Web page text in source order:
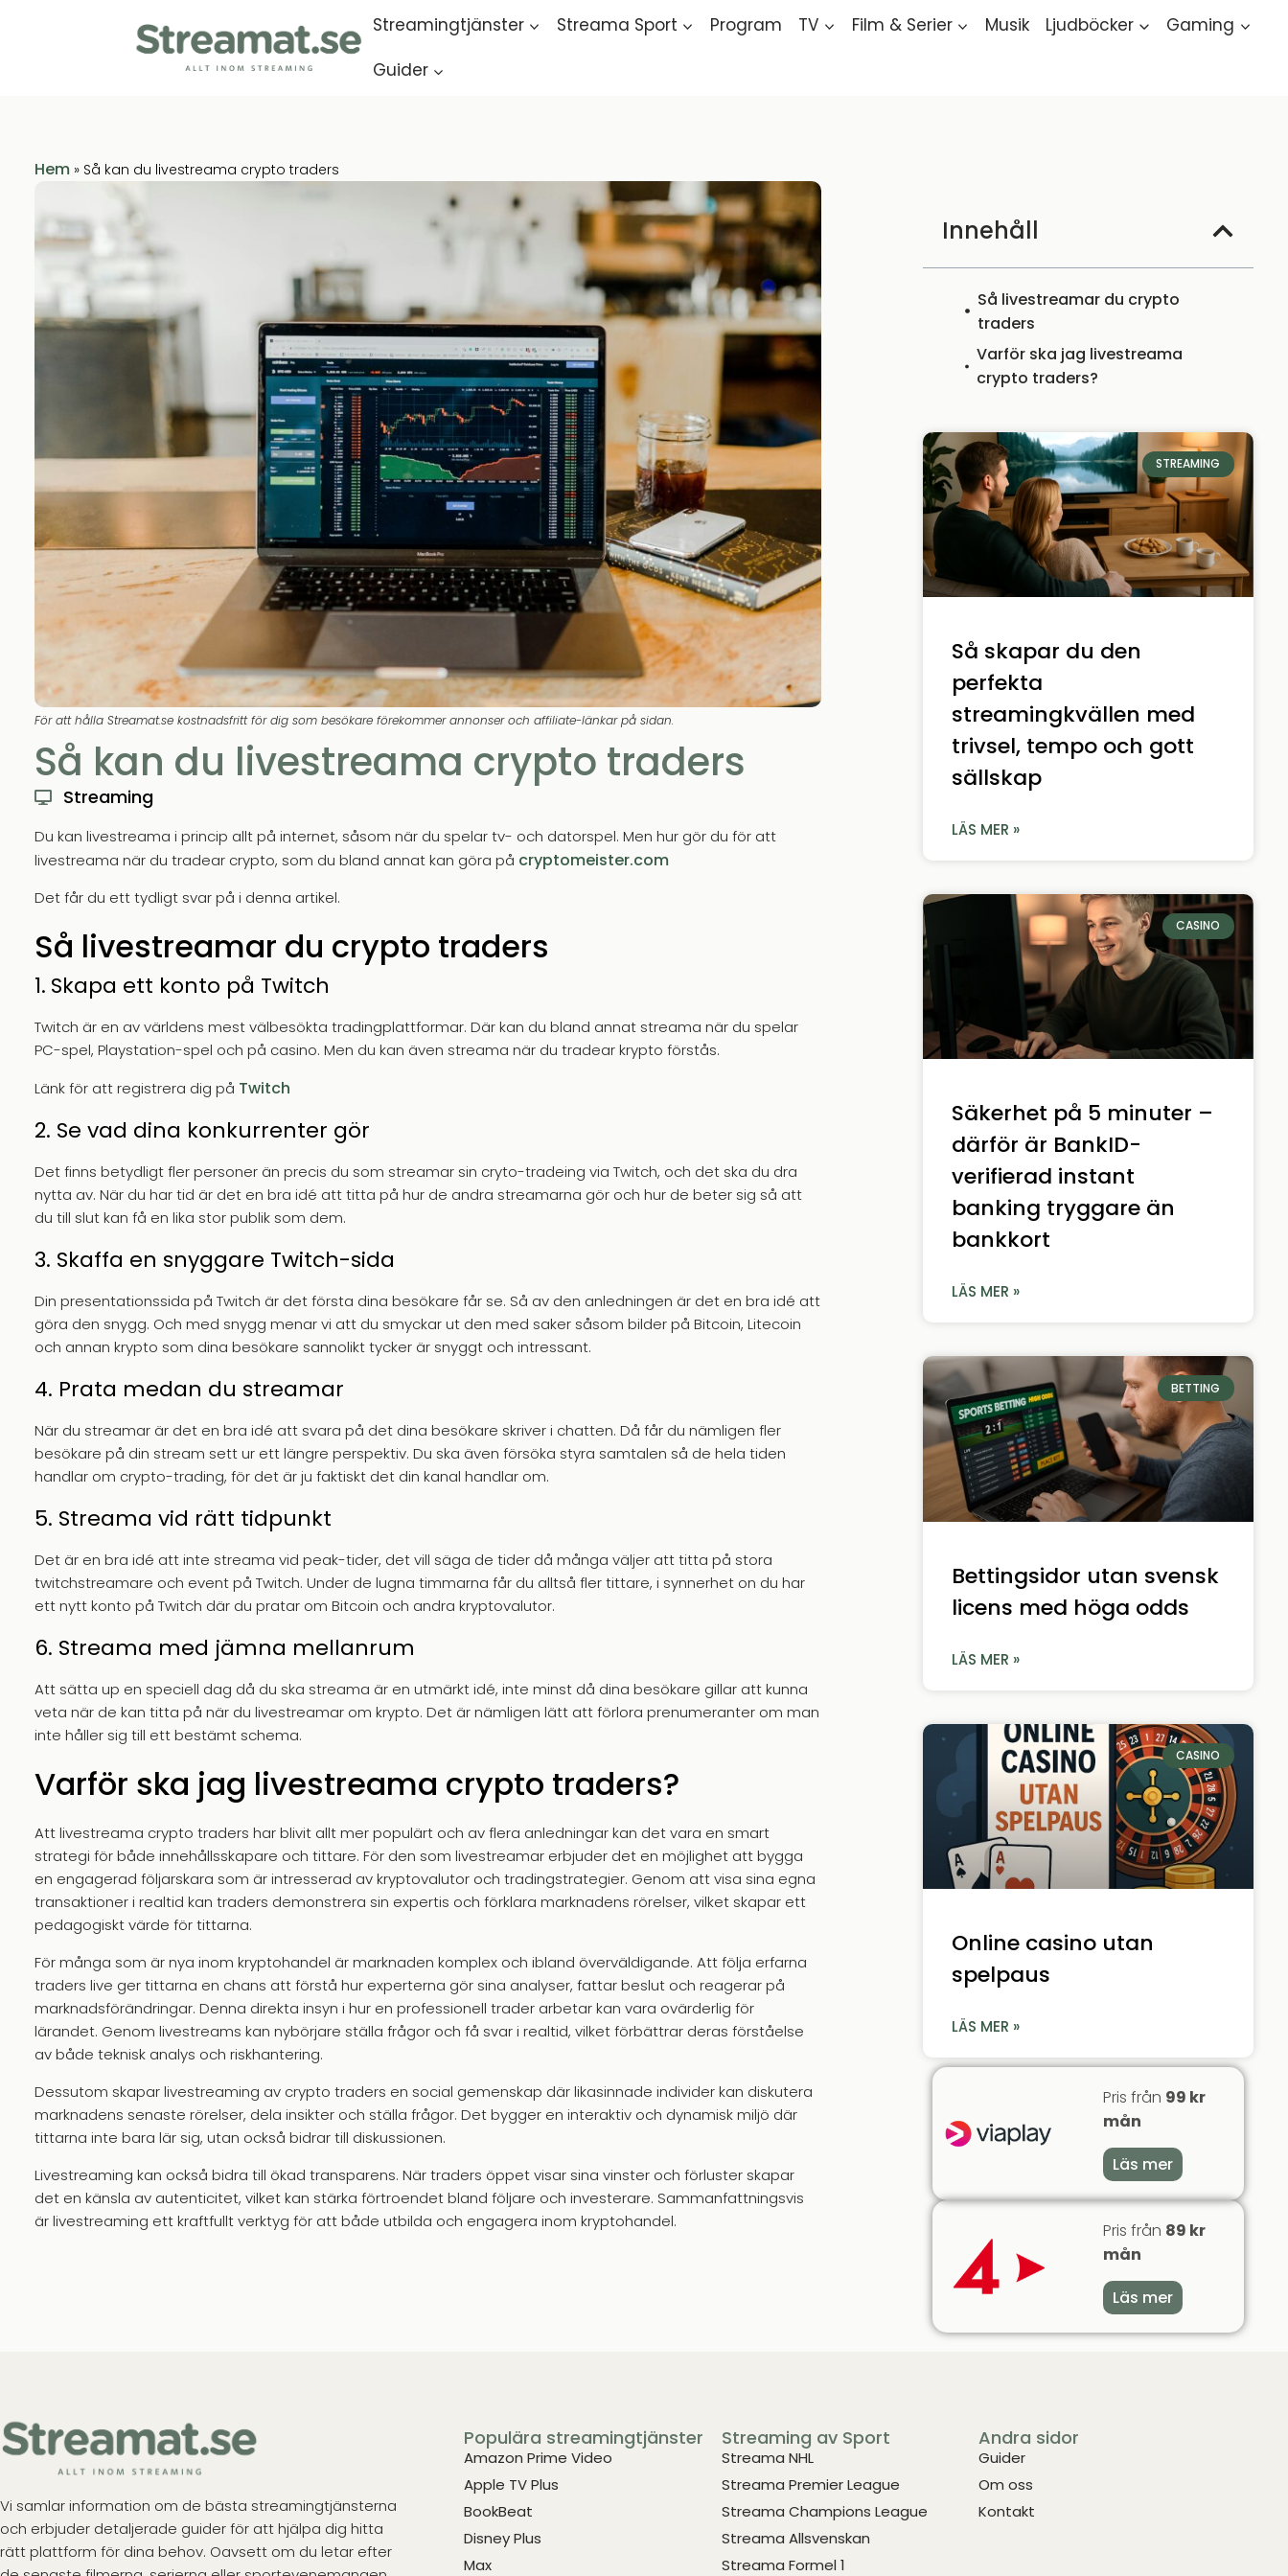
Streamingtjänster Streama Sport Program TV Film & Serier Musik Ljudböcker
Gaming
Guider
Hem » Så kan du livestreama crypto traders
För att hålla Streamat.se kostnadsfritt för dig som besökare förekommer annonser och affiliate-länkar på sidan.
Så kan du livestreama crypto traders
Streaming
Du kan livestreama i princip allt på internet, såsom när du spelar tv- och datorspel. Men hur gör du för att
livestreama när du tradear crypto, som du bland annat kan göra på cryptomeister.com
Det får du ett tydligt svar på i denna artikel.
Så livestreamar du crypto traders
1. Skapa ett konto på Twitch
Twitch är en av världens mest välbesökta tradingplattformar. Där kan du bland annat streama när du spelar
PC-spel, Playstation-spel och på casino. Men du kan även streama när du tradear krypto förstås.
Länk för att registrera dig på Twitch
2. Se vad dina konkurrenter gör
Det finns betydligt fler personer än precis du som streamar sin cryto-tradeing via Twitch, och det ska du dra
nytta av. När du har tid är det en bra idé att titta på hur de andra streamarna gör och hur de beter sig så att
du till slut kan få en lika stor publik som dem.
3. Skaffa en snyggare Twitch-sida
Din presentationssida på Twitch är det första dina besökare får se. Så av den anledningen är det en bra idé att
göra den snygg. Och med snygg menar vi att du smyckar ut den med saker såsom bilder på Bitcoin, Litecoin
och annan krypto som dina besökare sannolikt tycker är snyggt och intressant.
4. Prata medan du streamar
När du streamar är det en bra idé att svara på det dina besökare skriver i chatten. Då får du nämligen fler
besökare på din stream sett ur ett längre perspektiv. Du ska även försöka styra samtalen så de hela tiden
handlar om crypto-trading, för det är ju faktiskt det din kanal handlar om.
5. Streama vid rätt tidpunkt
Det är en bra idé att inte streama vid peak-tider, det vill säga de tider då många väljer att titta på stora
twitchstreamare och event på Twitch. Under de lugna timmarna får du alltså fler tittare, i synnerhet on du har
ett nytt konto på Twitch där du pratar om Bitcoin och andra kryptovalutor.
6. Streama med jämna mellanrum
Att sätta up en speciell dag då du ska streama är en utmärkt idé, inte minst då dina besökare gillar att kunna
veta när de kan titta på när du livestreamar om krypto. Det är nämligen lätt att förlora prenumeranter om man
inte håller sig till ett bestämt schema.
Varför ska jag livestreama crypto traders?
Att livestreama crypto traders har blivit allt mer populärt och av flera anledningar kan det vara en smart
strategi för både innehållsskapare och tittare. För den som livestreamar erbjuder det en möjlighet att bygga
en engagerad följarskara som är intresserad av kryptovalutor och tradingstrategier. Genom att visa sina egna
transaktioner i realtid kan traders demonstrera sin expertis och förklara marknadens rörelser, vilket skapar ett
pedagogiskt värde för tittarna.
För många som är nya inom kryptohandel är marknaden komplex och ibland överväldigande. Att följa erfarna
traders live ger tittarna en chans att förstå hur experterna gör sina analyser, fattar beslut och reagerar på
marknadsförändringar. Denna direkta insyn i hur en professionell trader arbetar kan vara ovärderlig för
lärandet. Genom livestreams kan nybörjare ställa frågor och få svar i realtid, vilket förbättrar deras förståelse
av både teknisk analys och riskhantering.
Dessutom skapar livestreaming av crypto traders en social gemenskap där likasinnade individer kan diskutera
marknadens senaste rörelser, dela insikter och ställa frågor. Det bygger en interaktiv och dynamisk miljö där
tittarna inte bara lär sig, utan också bidrar till diskussionen.
Livestreaming kan också bidra till ökad transparens. När traders öppet visar sina vinster och förluster skapar
det en känsla av autenticitet, vilket kan stärka förtroendet bland följare och investerare. Sammanfattningsvis
är livestreaming ett kraftfullt verktyg för att både utbilda och engagera inom kryptohandel.
Innehåll
Så livestreamar du crypto
traders
Varför ska jag livestreama
crypto traders?
STREAMING
Så skapar du den
perfekta
streamingkvällen med
trivsel, tempo och gott
sällskap
LÄS MER »
CASINO
Säkerhet på 5 minuter –
därför är BankID-
verifierad instant
banking tryggare än
bankkort
LÄS MER »
BETTING
Bettingsidor utan svensk
licens med höga odds
LÄS MER »
CASINO
Online casino utan
spelpaus
LÄS MER »
Pris från 99 kr
mån
Läs mer
Pris från 89 kr
mån
Läs mer
Vi samlar information om de bästa streamingtjänsterna
och erbjuder detaljerade guider för att hjälpa dig hitta
rätt plattform för dina behov. Oavsett om du letar efter
Populära streamingtjänster
Amazon Prime Video
Apple TV Plus
BookBeat
Disney Plus
Max
Streaming av Sport
Streama NHL
Streama Premier League
Streama Champions League
Streama Allsvenskan
Streama Formel 1
Andra sidor
Guider
Om oss
Kontakt